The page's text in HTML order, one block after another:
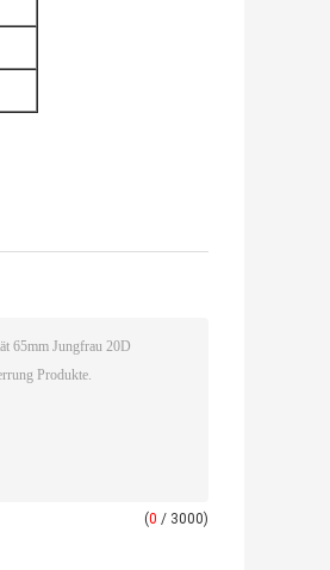
(0 / 3000)